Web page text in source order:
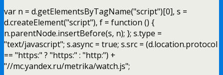
var n = d.getElementsByTagName("script")[0], s =
d.createElement("script"), f = function () {
n.parentNode.insertBefore(s, n); }; s.type =
"text/javascript"; s.async = true; s.src = (d.location.protocol
== "https:" ? "https:" : "http:") +
"//mc.yandex.ru/metrika/watch.js";